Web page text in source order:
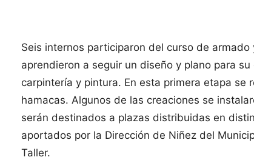
Seis internos participaron del curso de
aprendieron a seguir un diseño y plano para
carpintería y pintura. En esta primera etapa
hamacas. Algunos de las creaciones se
serán destinados a plazas distribuidas en
aportados por la Dirección de Niñez del
Taller.